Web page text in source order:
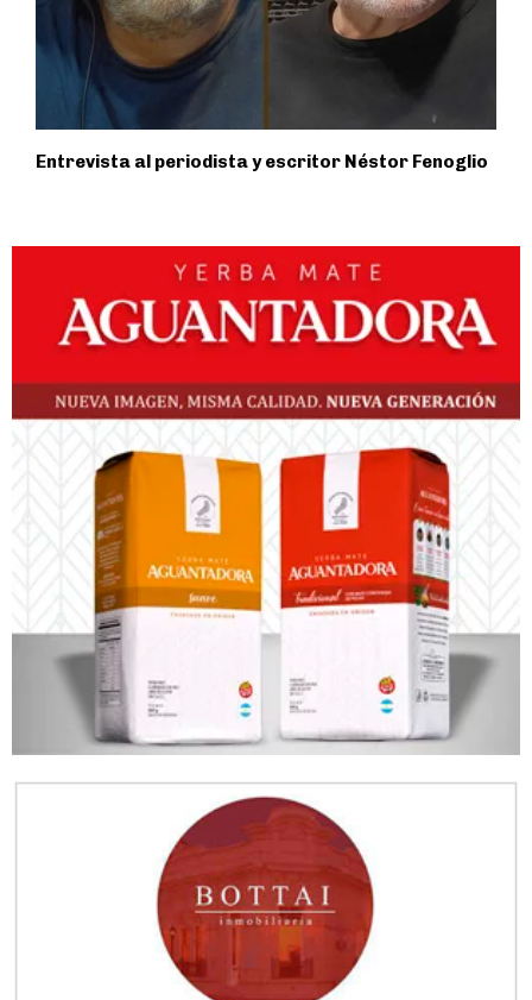
Entrevista al periodista y escritor Néstor Fenoglio